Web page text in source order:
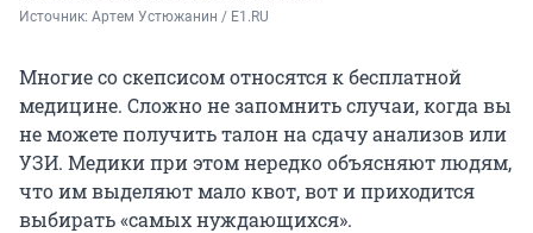
Источник: Артем Устюжанин / E1.RU
Многие со скепсисом относятся к бесплатной
медицине. Сложно не запомнить случаи, когда вы
не можете получить талон на сдачу анализов или
УЗИ. Медики при этом нередко объясняют людям,
что им выделяют мало квот, вот и приходится
выбирать «самых нуждающихся».